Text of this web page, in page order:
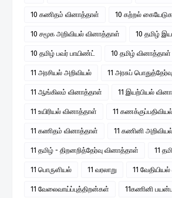
10 கணிதம் வினாத்தாள் 10 கற்றல்
10 சமூக அறிவியல் வினாத்தாள் 10 தமிழ்
10 தமிழ் பவர் பாயிண்ட் 10 தமிழ் வினாத்தாள்
11 அரசியல் அறிவியல் 11 அரசுப்
11 ஆங்கிலம் வினாத்தாள் 11 இயற்பியல்
11 உயிரியல் வினாத்தாள் 11
11 கணிதம் வினாத்தாள் 11 கணினி
11 தமிழ் - திறனறித்தேர்வு வினாத்தாள் 11
11 பொருளியல் 11 வரலாறு 11
11 வேலைவாய்ப்புத்திறன்கள் 11கணினி